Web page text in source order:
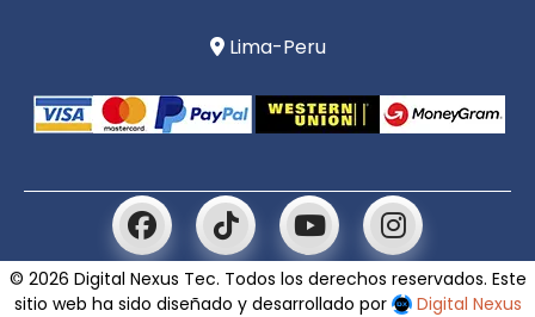
Lima-Peru
© 2026 Digital Nexus Tec. Todos los derechos reservados. Este
sitio web ha sido diseñado y desarrollado por
Digital Nexus